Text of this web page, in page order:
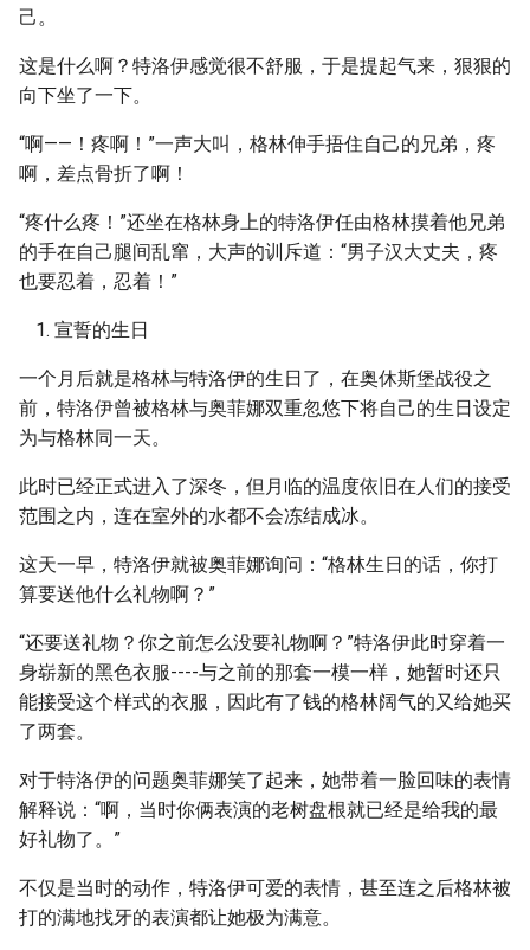
己。
这是什么啊？特洛伊感觉很不舒服，于是提起气来，狠狠的
向下坐了一下。
“啊——！疼啊！”一声大叫，格林伸手捂住自己的兄弟，疼
啊，差点骨折了啊！
“疼什么疼！”还坐在格林身上的特洛伊任由格林摸着他兄弟
的手在自己腿间乱窜，大声的训斥道：“男子汉大丈夫，疼
也要忍着，忍着！”
宣誓的生日
一个月后就是格林与特洛伊的生日了，在奥休斯堡战役之
前，特洛伊曾被格林与奥菲娜双重忽悠下将自己的生日设定
为与格林同一天。
此时已经正式进入了深冬，但月临的温度依旧在人们的接受
范围之内，连在室外的水都不会冻结成冰。
这天一早，特洛伊就被奥菲娜询问：“格林生日的话，你打
算要送他什么礼物啊？”
“还要送礼物？你之前怎么没要礼物啊？”特洛伊此时穿着一
身崭新的黑色衣服----与之前的那套一模一样，她暂时还只
能接受这个样式的衣服，因此有了钱的格林阔气的又给她买
了两套。
对于特洛伊的问题奥菲娜笑了起来，她带着一脸回味的表情
解释说：“啊，当时你俩表演的老树盘根就已经是给我的最
好礼物了。”
不仅是当时的动作，特洛伊可爱的表情，甚至连之后格林被
打的满地找牙的表演都让她极为满意。